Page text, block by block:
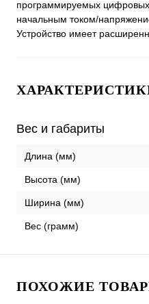
программируемых цифровых
начальным током/
Устройство имеет
Вес и габариты
Длина (мм)
Высота (мм)
Ширина (мм)
Вес (грамм)
ПОХОЖИЕ